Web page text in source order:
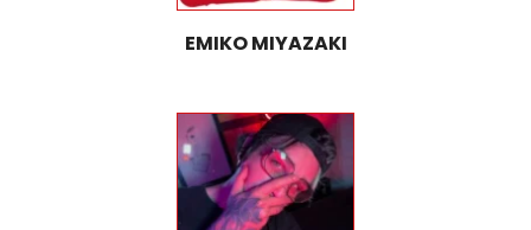
EMIKO MIYAZAKI